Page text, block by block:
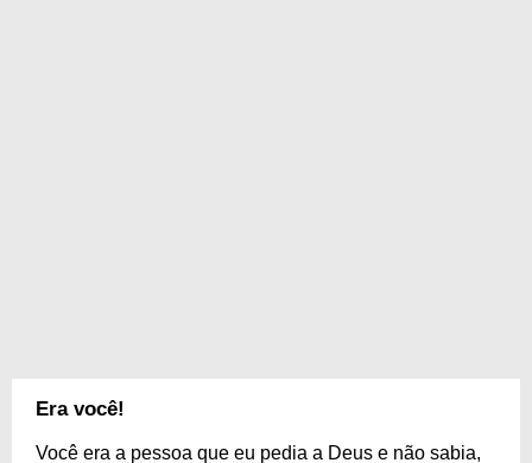
Era você!
Você era a pessoa que eu pedia a Deus e não sabia,